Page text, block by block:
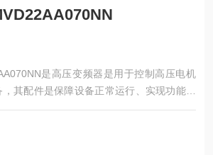
是高压变频器是用于控制高压电机
其配件是保障设备正常运行、实现功能扩
成部分。这些配件种类繁多，涵盖了功率